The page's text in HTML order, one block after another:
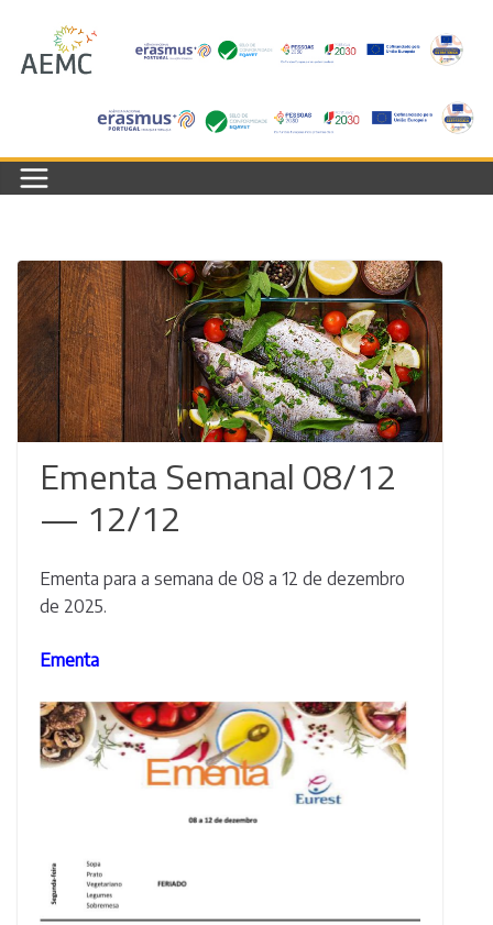
content
Ementa Semanal 08/12
— 12/12
Ementa para a semana de 08 a 12 de dezembro
de 2025.
Ementa